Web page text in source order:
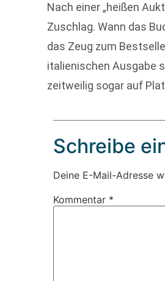
Nach einer „heißen
Zuschlag. Wann das
das Zeug zum
italienischen Ausgabe
zeitweilig sogar auf
Schreibe
Deine E-Mail-Adresse
Kommentar *